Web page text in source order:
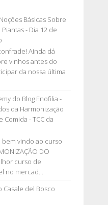
Básicas Sobre
- Dia 12 de
Ainda dá
vinhos antes do
da nossa última
do Blog Enofilia -
da Harmonização
Comida - TCC da
vindo ao curso
DO
curso de
no mercad...
del Bosco